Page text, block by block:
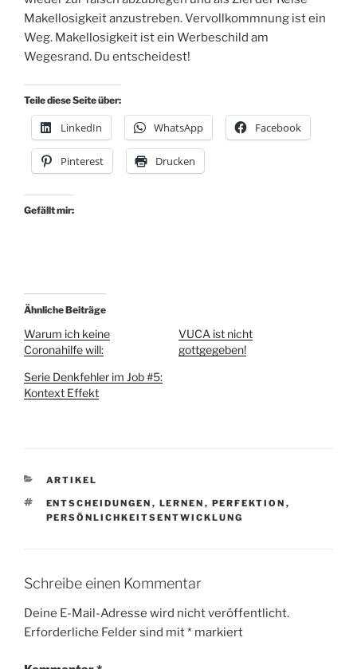
Makellosigkeit anzustreben. Vervollkommnung ist ein
Weg. Makellosigkeit ist ein Werbeschild am
Wegesrand. Du entscheidest!
Teile diese Seite über:
LinkedIn WhatsApp Facebook
Pinterest Drucken
Gefällt mir:
Ähnliche Beiträge
Warum ich keine
Coronahilfe will:
VUCA ist nicht
gottgegeben!
Serie Denkfehler im Job #5:
Kontext Effekt
KATEGORIEN
ARTIKEL
SCHLAGWÖRTER
ENTSCHEIDUNGEN , LERNEN , PERFEKTION ,
PERSÖNLICHKEITSENTWICKLUNG
Schreibe einen Kommentar
Deine E-Mail-Adresse wird nicht veröffentlicht.
Erforderliche Felder sind mit* markiert